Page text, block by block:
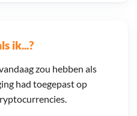
ik...?
zou hebben als
had toegepast op